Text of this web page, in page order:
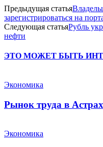
Предыдущая статья
зарегистрироваться на
Следующая статьяРубль
нефти
ЭТО МОЖЕТ БЫТЬ
Экономика
Рынок труда в
Экономика